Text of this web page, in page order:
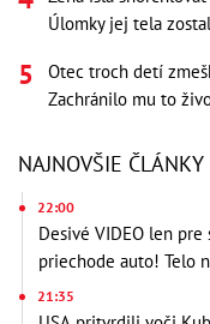
Úlomky jej tela
Otec troch detí
Zachránilo mu to
NAJNOVŠIE ČLÁNKY
22:00
Desivé VIDEO len
priechode auto! Telo
21:35